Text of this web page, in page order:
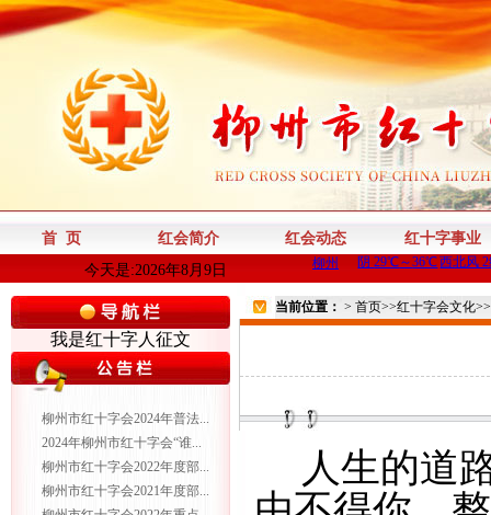
首 页 红会简介 红会动态
红十字事业
今天是:2026年8月9日
我是红十字人征文
柳州市红十字会2024年普法...
2024年柳州市红十字会“谁...
柳州市红十字会2022年度部...
柳州市红十字会2021年度部...
当前位置： > 首页>>红十字会文化>>
人生的道